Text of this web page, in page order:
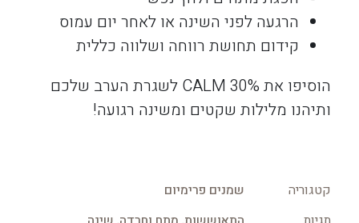
הרגעה לפני השינה או לאחר יום עמוס
קידום תחושת רווחה ושלווה כללית
הוסיפו את CALM 30% לשגרת הערב שלכם
ותיהנו מלילות שקטים ומשינה רגועה!
קטגוריה
שמנים פרימיום